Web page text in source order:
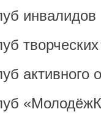
инвалидов
активного